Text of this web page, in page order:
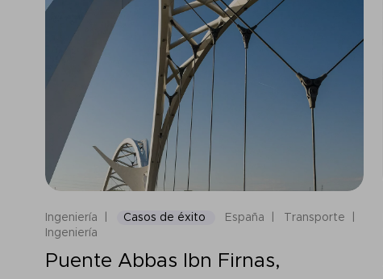
Ingeniería Casos de éxito España
Transporte
Ingeniería
Puente Abbas Ibn Firnas,